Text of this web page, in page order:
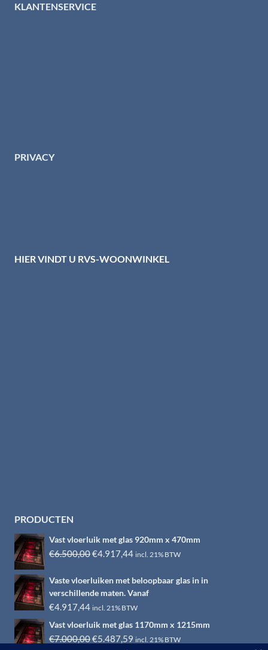
KLANTENSERVICE
PRIVACY
HIER VINDT U RVS-WOONWINKEL
PRODUCTEN
Vast vloerluik met glas 920mm x 470mm
€6.500,00Oorspronkelijke
was:
€6.500,00.
€4.917,44Huidige
is:
€4.917,44.
incl. 21% BTW
Vaste vloerluiken met beloopbaar glas in in
verschillende maten. Vanaf
€4.917,44 incl. 21% BTW
Vast vloerluik met glas 1170mm x 1215mm
€7.000,00Oorspronkelijke
€5.487,59 Huidige
incl. 21% BTW